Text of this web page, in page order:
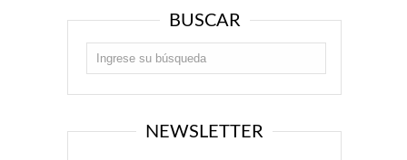
BUSCAR
NEWSLETTER